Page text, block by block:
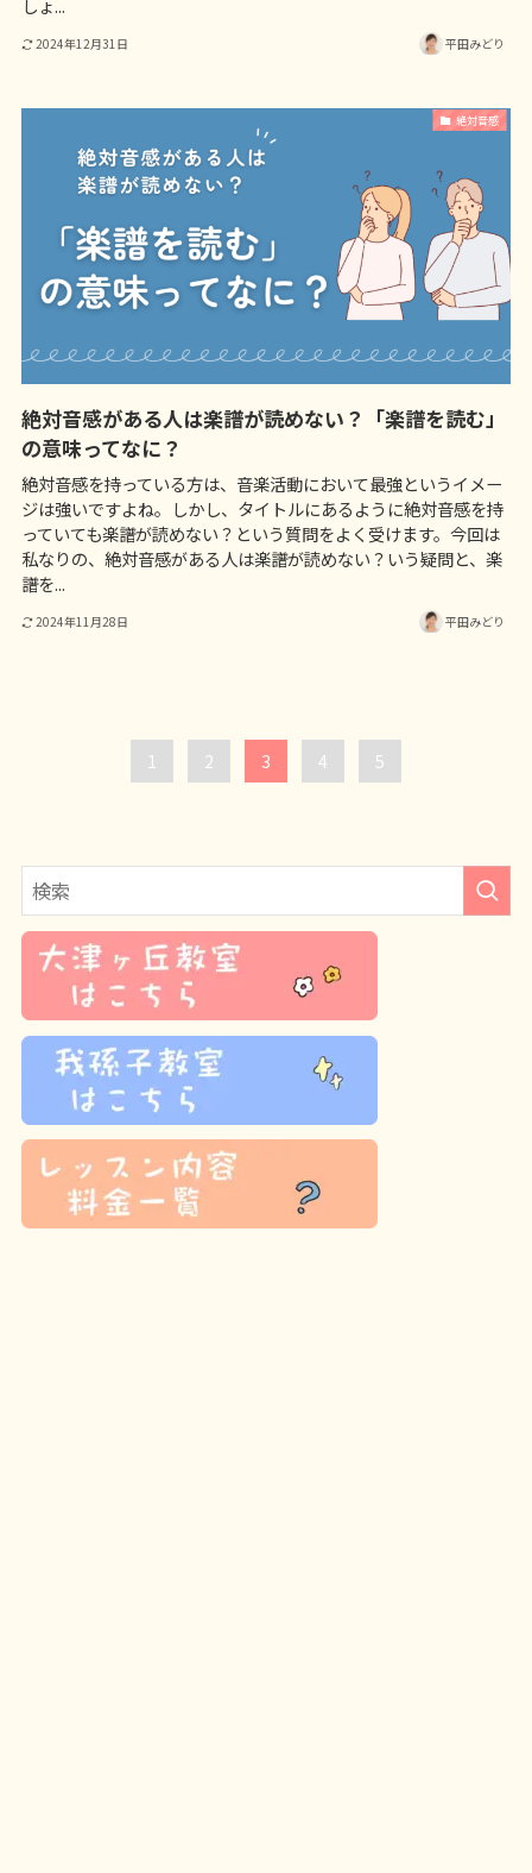
しょ...
2024年12月31日 平田みどり
絶対音感
絶対音感がある人は楽譜が読めない？「楽譜を読む」
の意味ってなに？
絶対音感を持っている方は、音楽活動において最強というイメー
ジは強いですよね。しかし、タイトルにあるように絶対音感を持
っていても楽譜が読めない？という質問をよく受けます。今回は
私なりの、絶対音感がある人は楽譜が読めない？いう疑問と、楽
譜を...
2024年11月28日 平田みどり
1 2 3 4 5